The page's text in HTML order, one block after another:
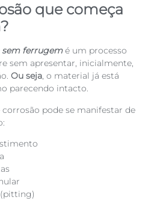
que começa
sem ferrugemé um processo
sem apresentar, inicialmente,
Ou seja, o material já está
parecendo intacto.
corrosão pode se manifestar de